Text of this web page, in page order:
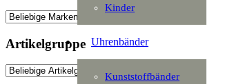
Kinder
Uhrenbänder
Kunststoffbänder
Artikelgruppe